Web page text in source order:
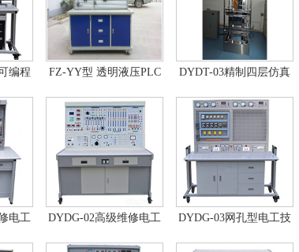
编程
综合
FZ-YY型 透明液压PLC
DYDT-03精制四层仿真
电工
DYDG-02高级维修电工
DYDG-03网孔型电工技
（双面、四组）